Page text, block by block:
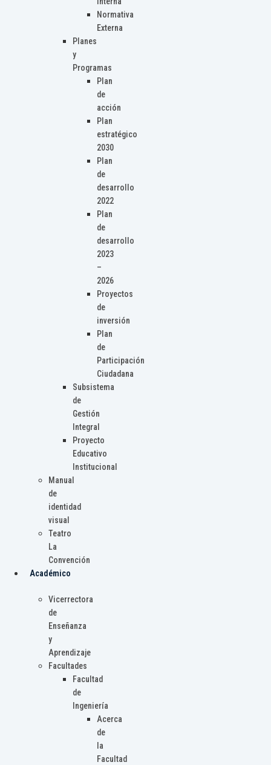
Normativa
Externa
Planes
y
Programas
Plan
de
acción
Plan
estratégico
2030
Plan
de
desarrollo
2022
Plan
de
desarrollo
2023
–
2026
Proyectos
de
inversión
Plan
de
Participación
Ciudadana
Subsistema
de
Gestión
Integral
Proyecto
Educativo
Institucional
Manual
de
identidad
visual
Teatro
La
Convención
Académico
Vicerrectora
de
Enseñanza
y
Aprendizaje
Facultades
Facultad
de
Ingeniería
Acerca
de
la
Facultad